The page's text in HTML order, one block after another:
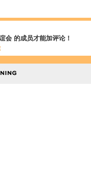
会 的成员才能加评论！